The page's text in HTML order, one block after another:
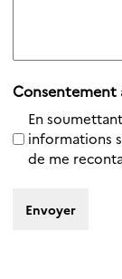
Consentement
En
informations
de me